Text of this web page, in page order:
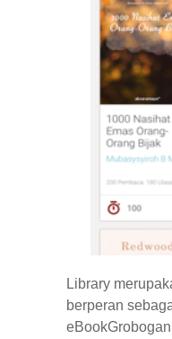
Library
berperan